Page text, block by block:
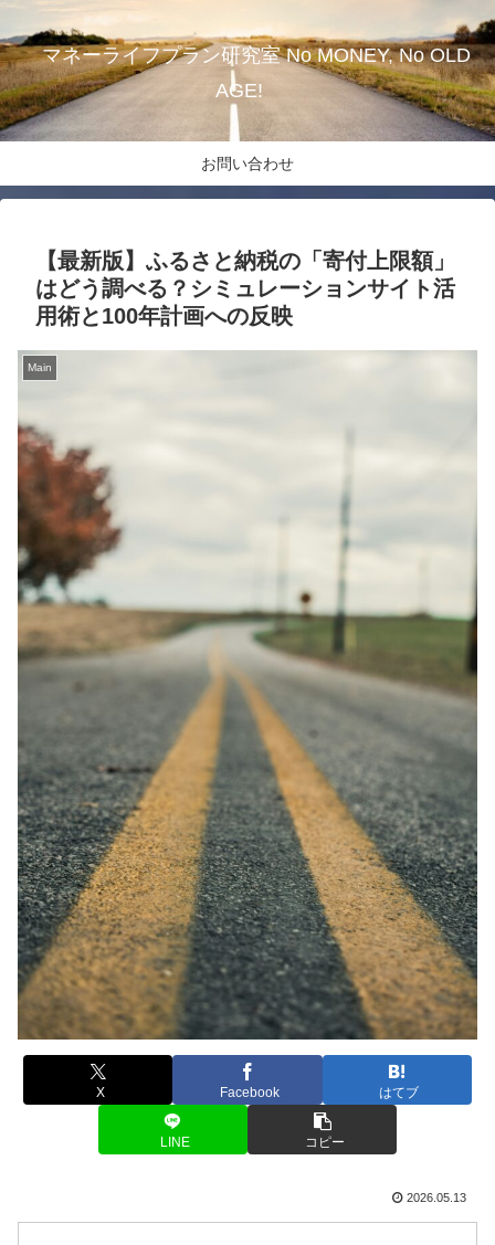
マネーライフプラン研究室 No MONEY, No OLD
AGE!
お問い合わせ
【最新版】ふるさと納税の「寄付上限額」
はどう調べる？シミュレーションサイト活
用術と100年計画への反映
Main
X Facebook はてブ
LINE コピー
2026.05.13